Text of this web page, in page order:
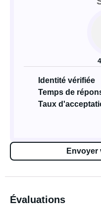
Identité vérifiée
Temps de
Taux
Envoyer
Évaluations